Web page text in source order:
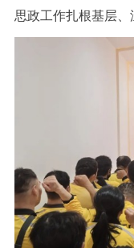
思政工作扎根基层、